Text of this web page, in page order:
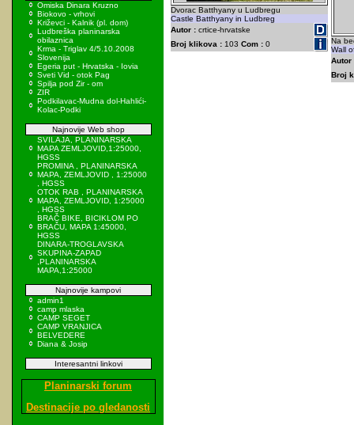
Omiska Dinara Kruzno
Biokovo - vrhovi
Križevci - Kalnik (pl. dom)
Ludbreška planinarska
obilaznica
Krma - Triglav 4/5.10.2008
Slovenija
Egeria put - Hrvatska - Iovia
Sveti Vid - otok Pag
Spilja pod Zir - om
ZIR
Podkilavac-Mudna dol-Hahlići-
Kolac-Podki
Najnovije Web shop
SVILAJA, PLANINARSKA
MAPA ZEMLJOVID,1:25000,
HGSS
PROMINA , PLANINARSKA
MAPA, ZEMLJOVID , 1:25000
, HGSS
OTOK RAB , PLANINARSKA
MAPA, ZEMLJOVID, 1:25000
, HGSS
BRAČ BIKE, BICIKLOM PO
BRAČU, MAPA 1:45000,
HGSS
DINARA-TROGLAVSKA
SKUPINA-ZAPAD
,PLANINARSKA
MAPA,1:25000
Najnovije kampovi
admin1
camp mlaska
CAMP SEGET
CAMP VRANJICA
BELVEDERE
Diana & Josip
Interesantni linkovi
Planinarski forum
Destinacije po gledanosti
Dvorac Batthyany u Ludbregu
Castle Batthyany in Ludbreg
Autor : crtice-hrvatske
Broj klikova : 103 Com : 0
Na
Wall
Autor
Broj